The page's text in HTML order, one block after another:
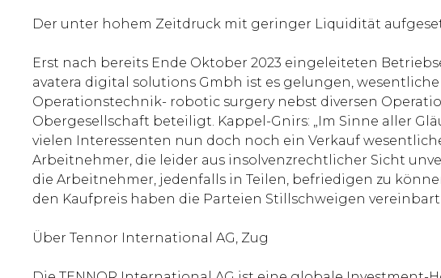
Der unter hohem Zeitdruck mit geringer Liquidität
Erst nach bereits Ende Oktober 2023 eingeleiteten
avatera digital solutions Gmbh ist es gelungen,
Operationstechnik- robotic surgery nebst diversen
Obergesellschaft beteiligt. Kappel-Gnirs: „Im Sinne aller
vielen Interessenten nun doch noch ein Verkauf
Arbeitnehmer, die leider aus insolvenzrechtlicher Sicht
die Arbeitnehmer, jedenfalls in Teilen, befriedigen zu
den Kaufpreis haben die Parteien Stillschweigen vereinbart.
Über Tennor International AG, Zug